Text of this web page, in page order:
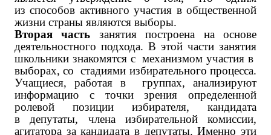
из способов активного участия в общественной
жизни страны являются выборы.
Вторая часть занятия построена на основе
деятельностного подхода. В этой части занятия
школьники знакомятся с механизмом участия в
выборах, со стадиями избирательного процесса.
Учащиеся, работая в группах, анализируют
информацию с точки зрения определенной
ролевой позиции избирателя, кандидата
в депутаты, члена избирательной комиссии,
агитатора за кандидата в депутаты. Именно эти